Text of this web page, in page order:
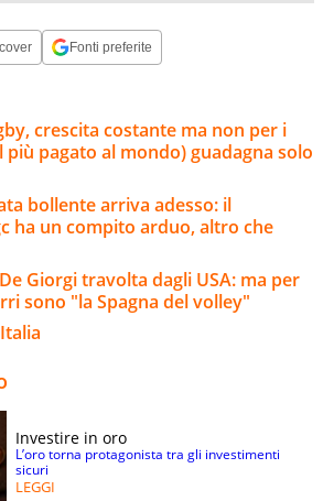
Fonti preferite
crescita costante ma non per i
pagato al mondo) guadagna solo
bollente arriva adesso: il
ha un compito arduo, altro che
Giorgi travolta dagli USA: ma per
sono "la Spagna del volley"
Investire in oro
L’oro torna protagonista tra gli investimenti
sicuri
LEGGI